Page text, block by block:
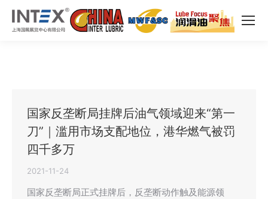
国家反垄断局挂牌后油气领域迎来“第一
刀”｜滥用市场支配地位，港华燃气被罚
四千多万
2021-11-24
国家反垄断局正式挂牌后，反垄断动作触及能源领